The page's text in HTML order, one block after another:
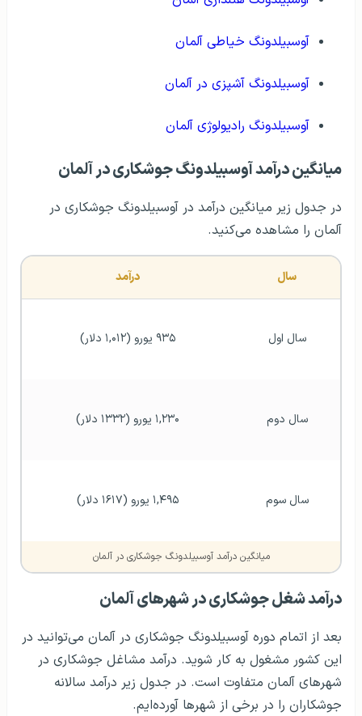
آوسبیلدونگ خیاطی آلمان
آوسبیلدونگ آشپزی در آلمان
آوسبیلدونگ رادیولوژی آلمان
میانگین درآمد آوسبیلدونگ جوشکاری در آلمان
در جدول زیر میانگین درآمد در آوسبیلدونگ جوشکاری در
آلمان را مشاهده می‌کنید.
سال درآمد
سال اول ۹۳۵ یورو (۱,۰۱۲ دلار)
سال دوم ۱,۲۳۰ یورو (۱۳۳۲ دلار)
سال سوم ۱,۴۹۵ یورو (۱۶۱۷ دلار)
میانگین درآمد آوسبیلدونگ جوشکاری در آلمان
درآمد شغل جوشکاری در شهرهای آلمان
بعد از اتمام دوره آوسبیلدونگ جوشکاری در آلمان می‌توانید در
این کشور مشغول به کار شوید. درآمد مشاغل جوشکاری در
شهرهای آلمان متفاوت است. در جدول زیر درآمد سالانه
جوشکاران را در برخی از شهرها آورده‌ایم.